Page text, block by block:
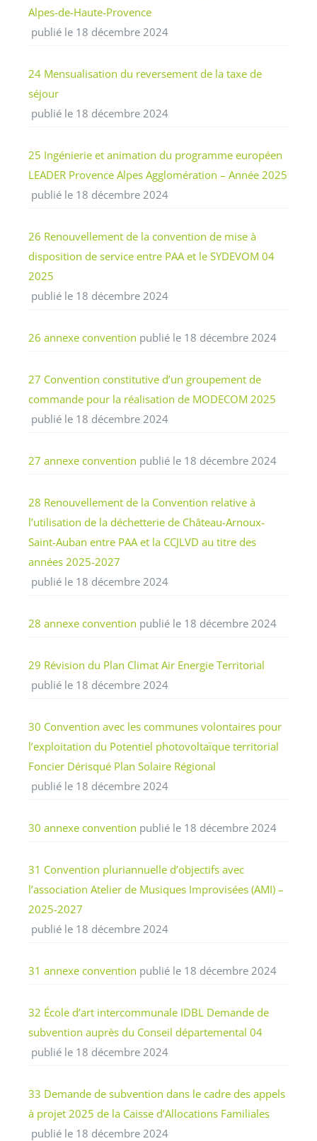
Alpes-de-Haute-Provence
publié le 18 décembre 2024
24 Mensualisation du reversement de la taxe de
séjour
publié le 18 décembre 2024
25 Ingénierie et animation du programme européen
LEADER Provence Alpes Agglomération – Année 2025
publié le 18 décembre 2024
26 Renouvellement de la convention de mise à
disposition de service entre PAA et le SYDEVOM 04
2025
publié le 18 décembre 2024
26 annexe convention publié le 18 décembre 2024
27 Convention constitutive d’un groupement de
commande pour la réalisation de MODECOM 2025
publié le 18 décembre 2024
27 annexe convention publié le 18 décembre 2024
28 Renouvellement de la Convention relative à
l’utilisation de la déchetterie de Château-Arnoux-
Saint-Auban entre PAA et la CCJLVD au titre des
années 2025-2027
publié le 18 décembre 2024
28 annexe convention publié le 18 décembre 2024
29 Révision du Plan Climat Air Energie Territorial
publié le 18 décembre 2024
30 Convention avec les communes volontaires pour
l’exploitation du Potentiel photovoltaïque territorial
Foncier Dérisqué Plan Solaire Régional
publié le 18 décembre 2024
30 annexe convention publié le 18 décembre 2024
31 Convention pluriannuelle d’objectifs avec
l’association Atelier de Musiques Improvisées (AMI) –
2025-2027
publié le 18 décembre 2024
31 annexe convention publié le 18 décembre 2024
32 École d’art intercommunale IDBL Demande de
subvention auprès du Conseil départemental 04
publié le 18 décembre 2024
33 Demande de subvention dans le cadre des appels
à projet 2025 de la Caisse d’Allocations Familiales
publié le 18 décembre 2024